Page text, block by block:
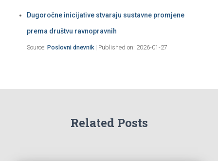
Dugoročne inicijative stvaraju sustavne promjene
prema društvu ravnopravnih
Source: Poslovni dnevnik Published on: 2026-01-27
Related Posts